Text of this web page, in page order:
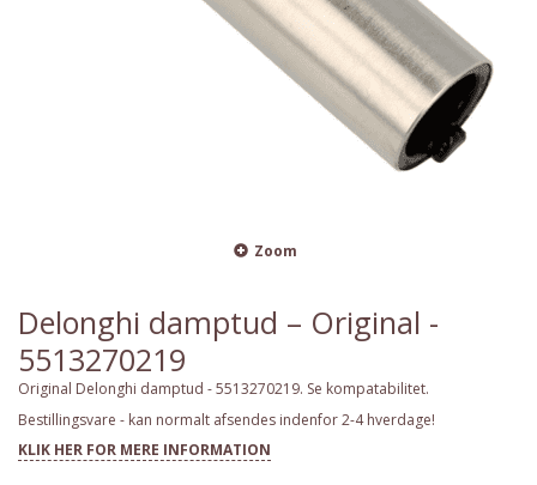
Zoom
Delonghi damptud – Original -
5513270219
Original Delonghi damptud - 5513270219. Se kompatabilitet.
Bestillingsvare - kan normalt afsendes indenfor 2-4 hverdage!
KLIK HER FOR MERE INFORMATION